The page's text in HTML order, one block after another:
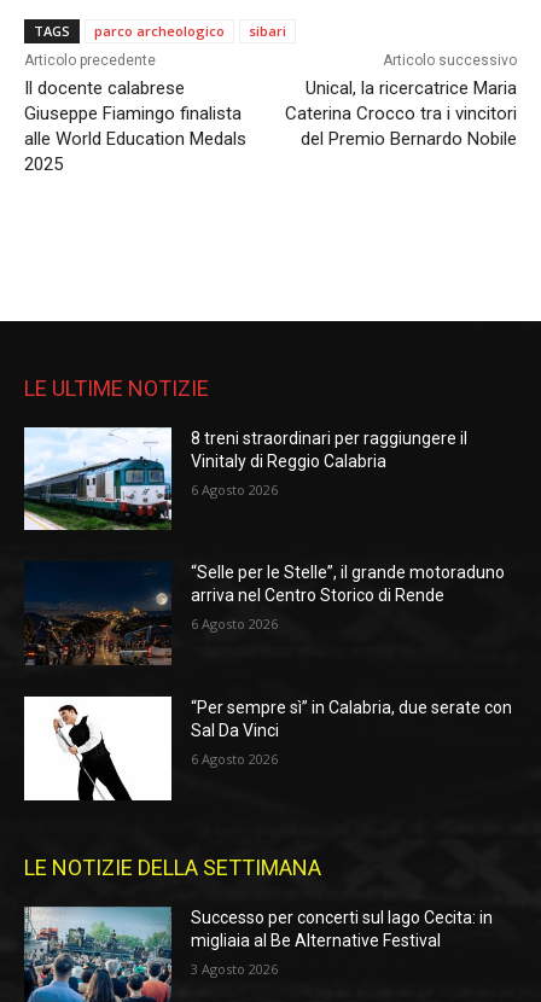
TAGS parco archeologico sibari
Articolo precedente
Il docente calabrese
Giuseppe Fiamingo finalista
alle World Education Medals
2025
Articolo successivo
Unical, la ricercatrice Maria
Caterina Crocco tra i vincitori
del Premio Bernardo Nobile
LE ULTIME NOTIZIE
8 treni straordinari per raggiungere il
Vinitaly di Reggio Calabria
6 Agosto 2026
“Selle per le Stelle”, il grande motoraduno
arriva nel Centro Storico di Rende
6 Agosto 2026
“Per sempre sì” in Calabria, due serate con
Sal Da Vinci
6 Agosto 2026
LE NOTIZIE DELLA SETTIMANA
Successo per concerti sul lago Cecita: in
migliaia al Be Alternative Festival
3 Agosto 2026